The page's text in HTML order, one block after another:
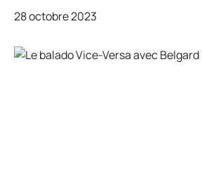
28 octobre 2023